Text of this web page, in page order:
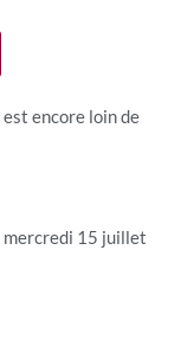
encore loin de
mercredi 15 juillet